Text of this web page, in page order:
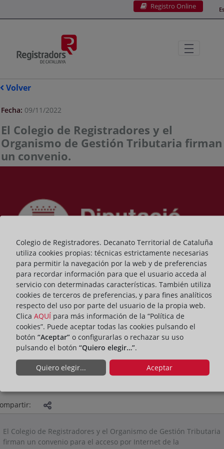
Registro Online
Volver
Fecha: 09/11/2022
El Colegio de Registradores y el
Organismo de Gestión Tributaria firman
un convenio.
El Colegio de Registradores y el Organismo de Gestión Tributaria
firman un convenio para el acceso por Internet de la
Colegio de Registradores. Decanato Territorial de Cataluña
utiliza cookies propias: técnicas estrictamente necesarias
para permitir la navegación por la web y de preferencias
para recordar información para que el usuario acceda al
servicio con determinadas características. También utiliza
cookies de terceros de preferencias, y para fines analíticos
respecto del uso por parte del usuario de la propia web.
Clica AQUÍ para más información de la “Política de
cookies”. Puede aceptar todas las cookies pulsando el
botón “Aceptar” o configurarlas o rechazar su uso
pulsando el botón “Quiero elegir…”.
Quiero elegir... Aceptar